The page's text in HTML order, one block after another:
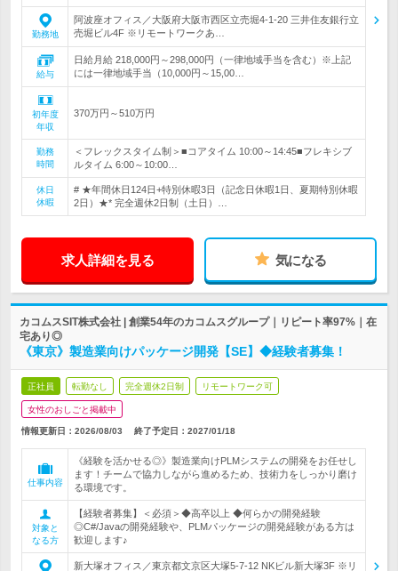
勤務地
阿波座オフィス／大阪府大阪市西区立売堀4-1-20 三井住友銀行立
売堀ビル4F ※リモートワークあ…
給与
日給月給 218,000円～298,000円（一律地域手当を含む）※上記
には一律地域手当（10,000円～15,00…
初年度
年収
370万円～510万円
勤務
時間
＜フレックスタイム制＞■コアタイム 10:00～14:45■フレキシブ
ルタイム 6:00～10:00…
休日
休暇
# ★年間休日124日+特別休暇3日（記念日休暇1日、夏期特別休暇
2日）★* 完全週休2日制（土日）…
求人詳細を見る 気になる
カコムスSIT株式会社 | 創業54年のカコムスグループ｜リピート率97%｜在
宅あり◎
《東京》製造業向けパッケージ開発【SE】◆経験者募集！
正社員 転勤なし 完全週休2日制 リモートワーク可
女性のおしごと掲載中
情報更新日：2026/08/03 終了予定日： 2027/01/18
仕事内容
《経験を活かせる◎》製造業向けPLMシステムの開発をお任せし
ます！チームで協力しながら進めるため、技術力をしっかり磨け
る環境です。
対象と
なる方
【経験者募集】＜必須＞◆高卒以上 ◆何らかの開発経験
◎C#/Javaの開発経験や、PLMパッケージの開発経験がある方は
歓迎します♪
新大塚オフィス／東京都文京区大塚5-7-12 NKビル新大塚3F ※リ